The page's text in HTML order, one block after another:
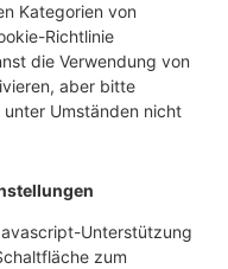
Kategorien von
Richtlinie
die Verwendung von
aber bitte
Umständen nicht
Unterstützung
zum